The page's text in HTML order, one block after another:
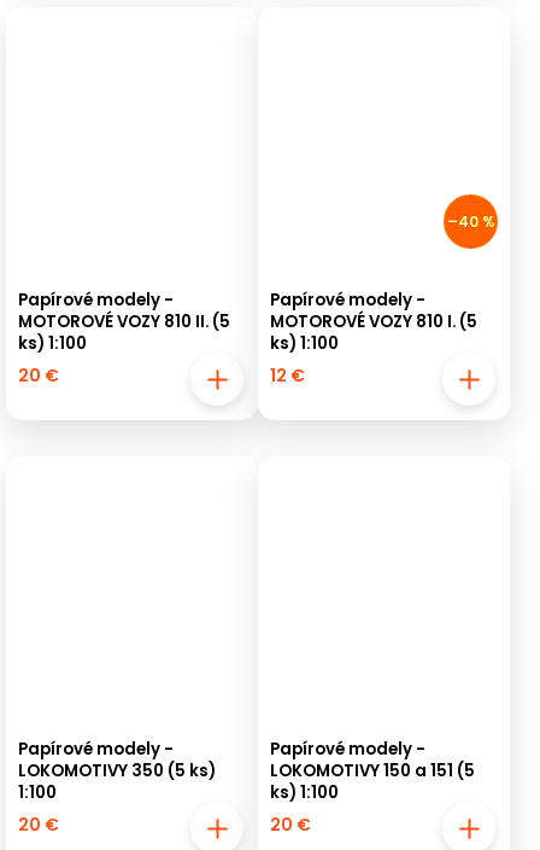
Papírové modely -
MOTOROVÉ VOZY 810 II. (5
ks) 1:100
20 €
–40 %
Papírové modely -
MOTOROVÉ VOZY 810 I. (5
ks) 1:100
12 €
Papírové modely -
LOKOMOTIVY 350 (5 ks)
1:100
20 €
Papírové modely -
LOKOMOTIVY 150 a 151 (5
ks) 1:100
20 €